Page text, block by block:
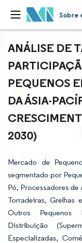
Sobre
ANÁLISE DE
PEQUENOS
DA ÁSIA-
2030)
Mercado de
segmentado por
Pó, Processadores de
Torradeiras, Grelhas
Outros Pequenos
Distribuição
Especializadas,